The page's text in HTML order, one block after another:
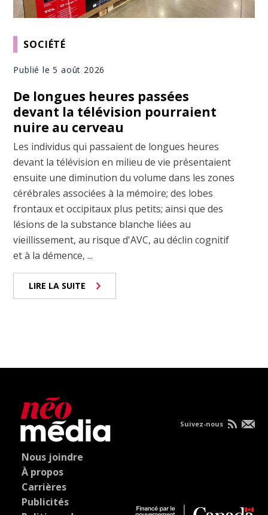
SOCIÉTÉ
Publié le 5 août 2026
De longues heures passées
devant la télévision pourraient
nuire au cerveau
Les individus qui passaient de longues heures
devant la télévision en milieu de vie présentaient
ensuite une diminution du volume dans les zones
cérébrales associées à la mémoire; des lobes
frontaux et occipitaux plus petits; ainsi que des
lésions de la substance blanche liées au
vieillissement, au risque d'AVC, au déclin cognitif
et à la démence, ...
LIRE LA SUITE
Nous joindre
À propos
Carrières
Publicités
Suivez-nous